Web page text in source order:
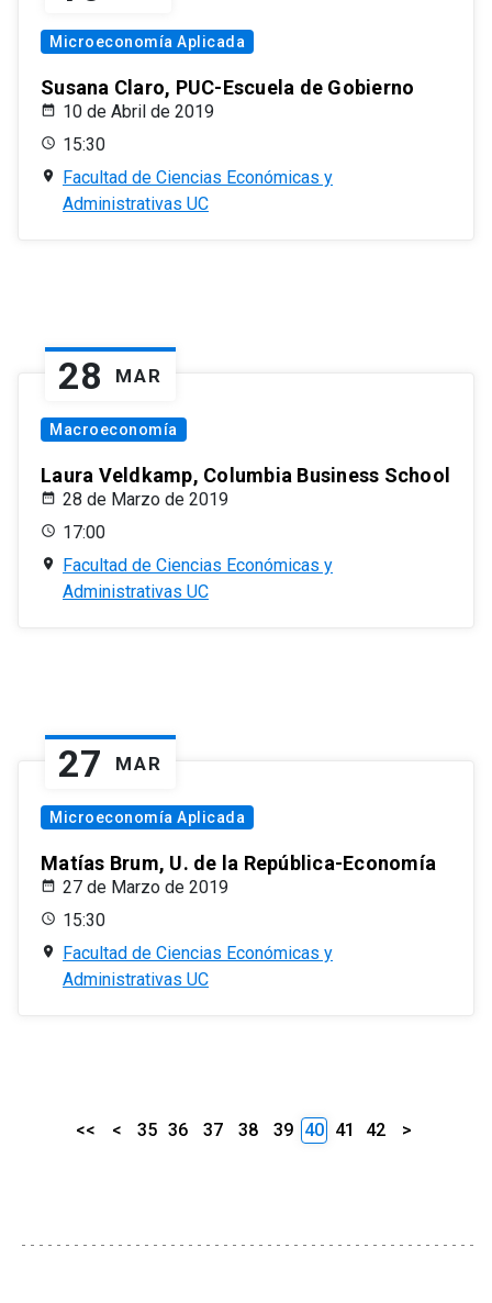
Microeconomía Aplicada
Susana Claro, PUC-Escuela de Gobierno
10 de Abril de 2019
15:30
Facultad de Ciencias Económicas y
Administrativas UC
28 MAR
Macroeconomía
Laura Veldkamp, Columbia Business School
28 de Marzo de 2019
17:00
Facultad de Ciencias Económicas y
Administrativas UC
27 MAR
Microeconomía Aplicada
Matías Brum, U. de la República-Economía
27 de Marzo de 2019
15:30
Facultad de Ciencias Económicas y
Administrativas UC
<< < 35 36 37 38 39 40 41 42 >